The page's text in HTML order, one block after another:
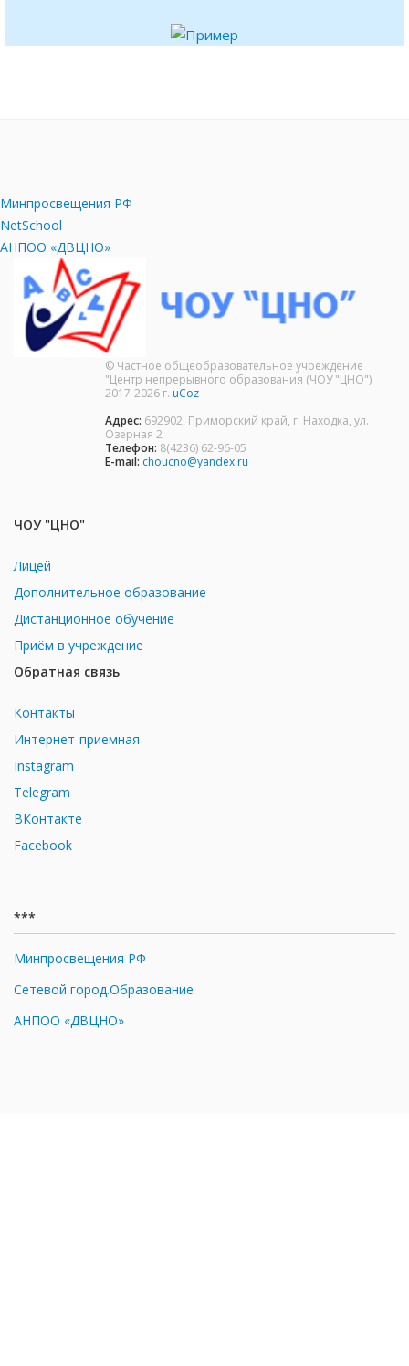
Минпросвещения РФ
NetSchool
АНПОО «ДВЦНО»
© Частное общеобразовательное учреждение
"Центр непрерывного образования (ЧОУ "ЦНО")
2017-2026 г. uCoz
Адрес: 692902, Приморский край, г. Находка, ул.
Озерная 2
Телефон: 8(4236) 62-96-05
E-mail: choucno@yandex.ru
ЧОУ "ЦНО"
Лицей
Дополнительное образование
Дистанционное обучение
Приём в учреждение
Обратная связь
Контакты
Интернет-приемная
Instagram
Telegram
ВКонтакте
Facebook
***
Минпросвещения РФ
Сетевой город.Образование
АНПОО «ДВЦНО»